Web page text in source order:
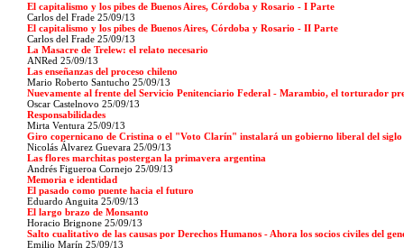
El capitalismo y los pibes de Buenos Aires, Córdoba y Rosario - I Parte
Carlos del Frade 25/09/13
El capitalismo y los pibes de Buenos Aires, Córdoba y Rosario - II Parte
Carlos del Frade 25/09/13
La Masacre de Trelew: el relato necesario
ANRed 25/09/13
Las enseñanzas del proceso chileno
Mario Roberto Santucho 25/09/13
Nuevamente al frente del Servicio Penitenciario Federal - Marambio, el torturador
Oscar Castelnovo 25/09/13
Responsabilidades
Mirta Ventura 25/09/13
Giro copernicano de Cristina o el "Voto Clarín" instalará un gobierno liberal del
Nicolás Álvarez Guevara 25/09/13
Las flores marchitas postergan la primavera argentina
Andrés Figueroa Cornejo 25/09/13
Memoria e identidad
El pasado como puente hacia el futuro
Eduardo Anguita 25/09/13
El largo brazo de Monsanto
Horacio Brignone 25/09/13
Salto cualitativo de las causas por Derechos Humanos - Ahora los socios civiles del
Emilio Marín 25/09/13